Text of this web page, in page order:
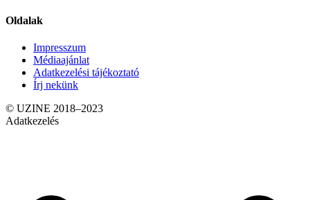
Oldalak
Impresszum
Médiaajánlat
Adatkezelési tájékoztató
Írj nekünk
© UZINE 2018–2023
Adatkezelés